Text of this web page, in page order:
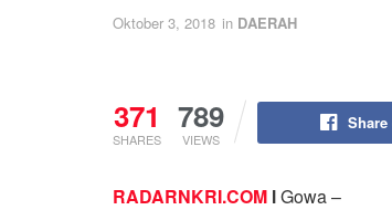
Oktober 3, 2018 in DAERAH
371
SHARES
789
VIEWS
RADARNKRI.COM lGowa –